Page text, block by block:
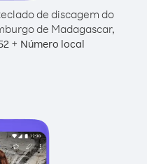
de discagem do
de Madagascar,
+ Número local